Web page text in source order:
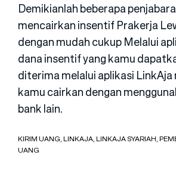
Demikianlah beberapa
mencairkan insentif Prakerja
dengan mudah cukup Melalui
dana insentif yang kamu
diterima melalui aplikasi LinkAja
kamu cairkan dengan
bank lain.
KIRIM UANG,LINKAJA,LINKAJA SYARIAH,
UANG